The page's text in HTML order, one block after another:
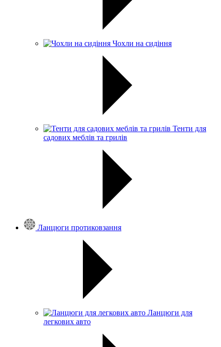
Чохли на сидіння
Тенти для
садових меблів та грилів
Ланцюги протиковзання
Ланцюги для
легкових авто